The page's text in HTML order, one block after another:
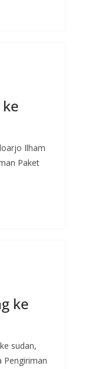
Ilham
Paket
ke
sudan,
Pengiriman